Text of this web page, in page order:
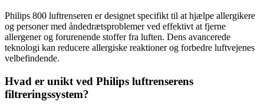
Philips 800 luftrenseren er designet specifikt til at hjælpe allergikere
og personer med åndedrætsproblemer ved effektivt at fjerne
allergener og forurenende stoffer fra luften. Dens avancerede
teknologi kan reducere allergiske reaktioner og forbedre luftvejenes
velbefindende.
Hvad er unikt ved Philips luftrenserens
filtreringssystem?